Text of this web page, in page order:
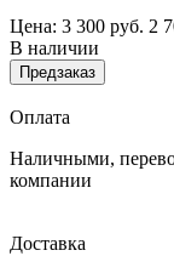
Цена: 3 300 руб. 2
В наличии
Предзаказ
Оплата
Наличными,
компании
Доставка